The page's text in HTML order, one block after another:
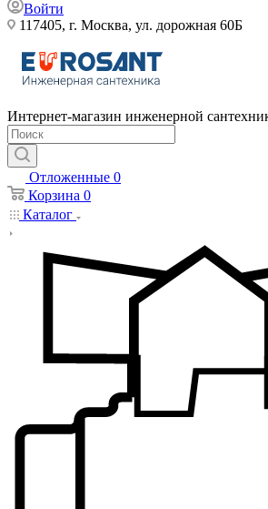
Войти
117405, г. Москва, ул. дорожная 60Б
Интернет-магазин инженерной
Отложенные 0
Корзина 0
Каталог